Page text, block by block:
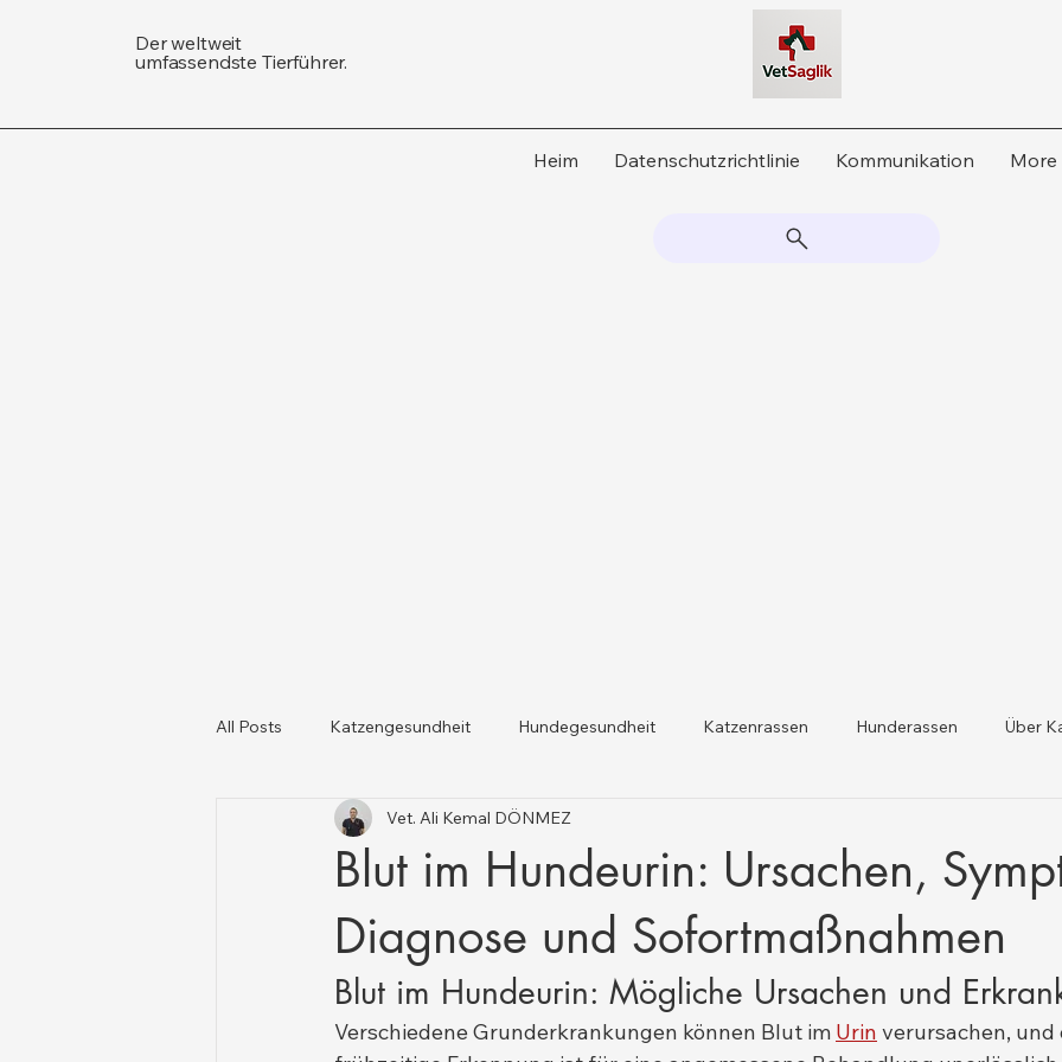
Der weltweit
umfassendste Tierführer.
Heim Datenschutzrichtlinie Kommunikation More
All Posts Katzengesundheit Hundegesundheit Katzenrassen Hunderassen Über
Katzen und Hunde Tiergesundheit und Gesetzesaktualis
Blut im Hundeurin: Ursachen,
Diagnose und Sofortmaßnahmen
Vet. Ali Kemal DÖNMEZ
Blut im Hundeurin: Mögliche Ursachen und
Verschiedene Grunderkrankungen können Blut im Urin verursachen,